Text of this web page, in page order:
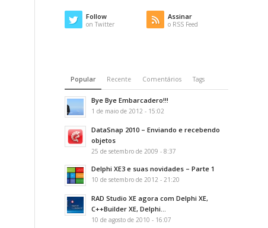
Follow
on Twitter
Assinar
o RSS Feed
Popular Recente Comentários Tags
Bye Bye Embarcadero!!!
1 de maio de 2012 - 15:02
DataSnap 2010 – Enviando e recebendo
objetos
25 de setembro de 2009 - 8:37
Delphi XE3 e suas novidades – Parte 1
10 de setembro de 2012 - 21:20
RAD Studio XE agora com Delphi XE,
C++Builder XE, Delphi...
10 de agosto de 2010 - 16:07